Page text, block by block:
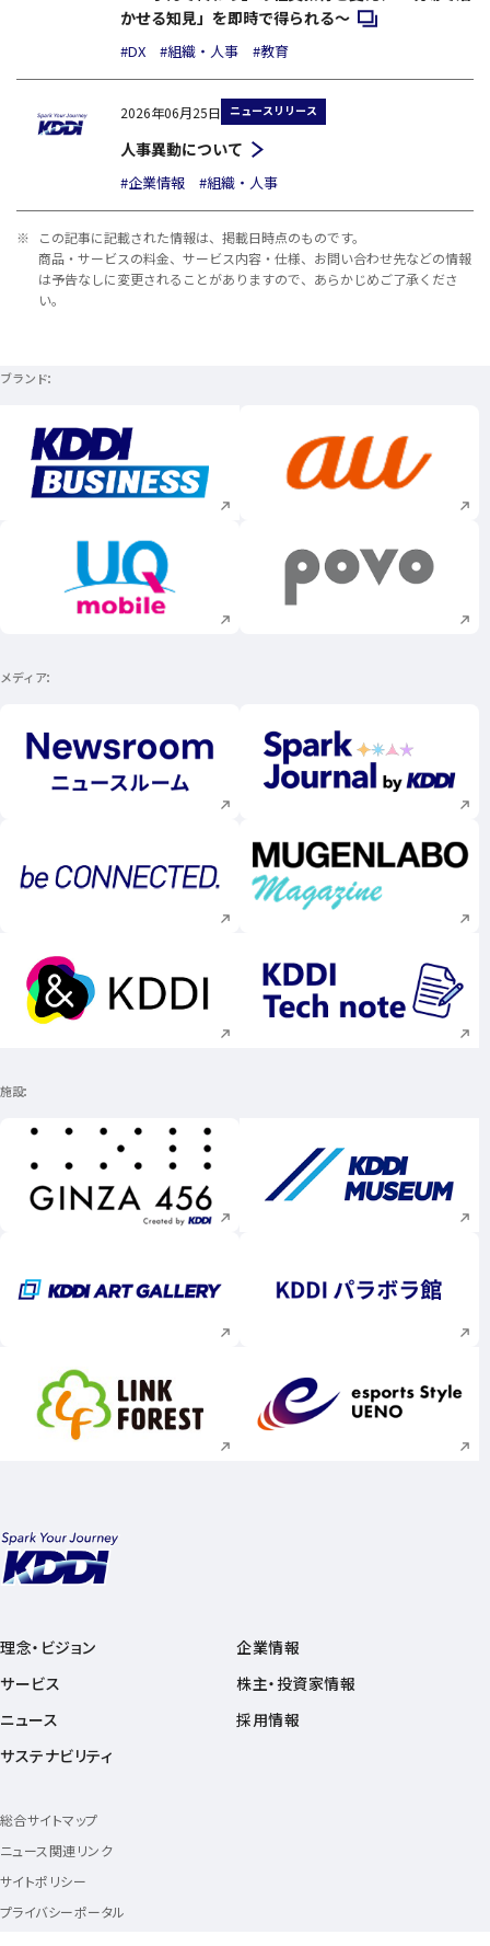
かせる知見」を即時で得られる～新規ウィンドウで
#DX #組織・人事 #教育
2026年06月25日 ニュースリリース
人事異動について
#企業情報 #組織・人事
※
この記事に記載された情報は、掲載日時点のものです。
商品・サービスの料金、サービス内容・仕様、お問い合わせ先などの情報
は予告なしに変更されることがありますので、あらかじめご了承くださ
い。
ブランド
新規ウィンドウで開く 新規ウィンドウで
新規ウィンドウで開く 新規ウィンドウで
メディア
新規ウィンドウで開く 新規ウィンドウで
新規ウィンドウで開く 新規ウィンドウで
新規ウィンドウで開く 新規ウィンドウで
施設
新規ウィンドウで開く 新規ウィンドウで
新規ウィンドウで開く 新規ウィンドウで
新規ウィンドウで開く 新規ウィンドウで
理念・ビジョン
サービス
ニュース
サステナビリティ
企業情報
株主・投資家情報
採用情報
総合サイトマップ
ニュース関連リンク
サイトポリシー
プライバシーポータル